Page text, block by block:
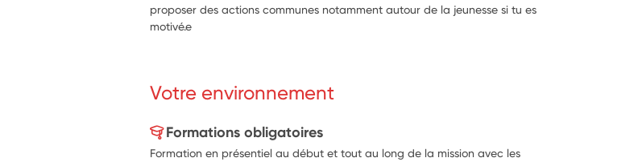
proposer des actions communes notamment autour de la jeunesse si tu es
motivé.e
Votre environnement
Formations obligatoires
Formation en présentiel au début et tout au long de la mission avec les